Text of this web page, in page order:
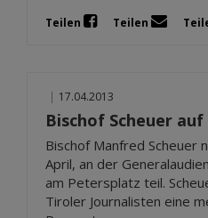
Teilen Teilen
| 17.04.2013
Bischof Scheuer
Bischof Manfred Scheuer
April, an der
am Petersplatz teil.
Tiroler Journalisten eine